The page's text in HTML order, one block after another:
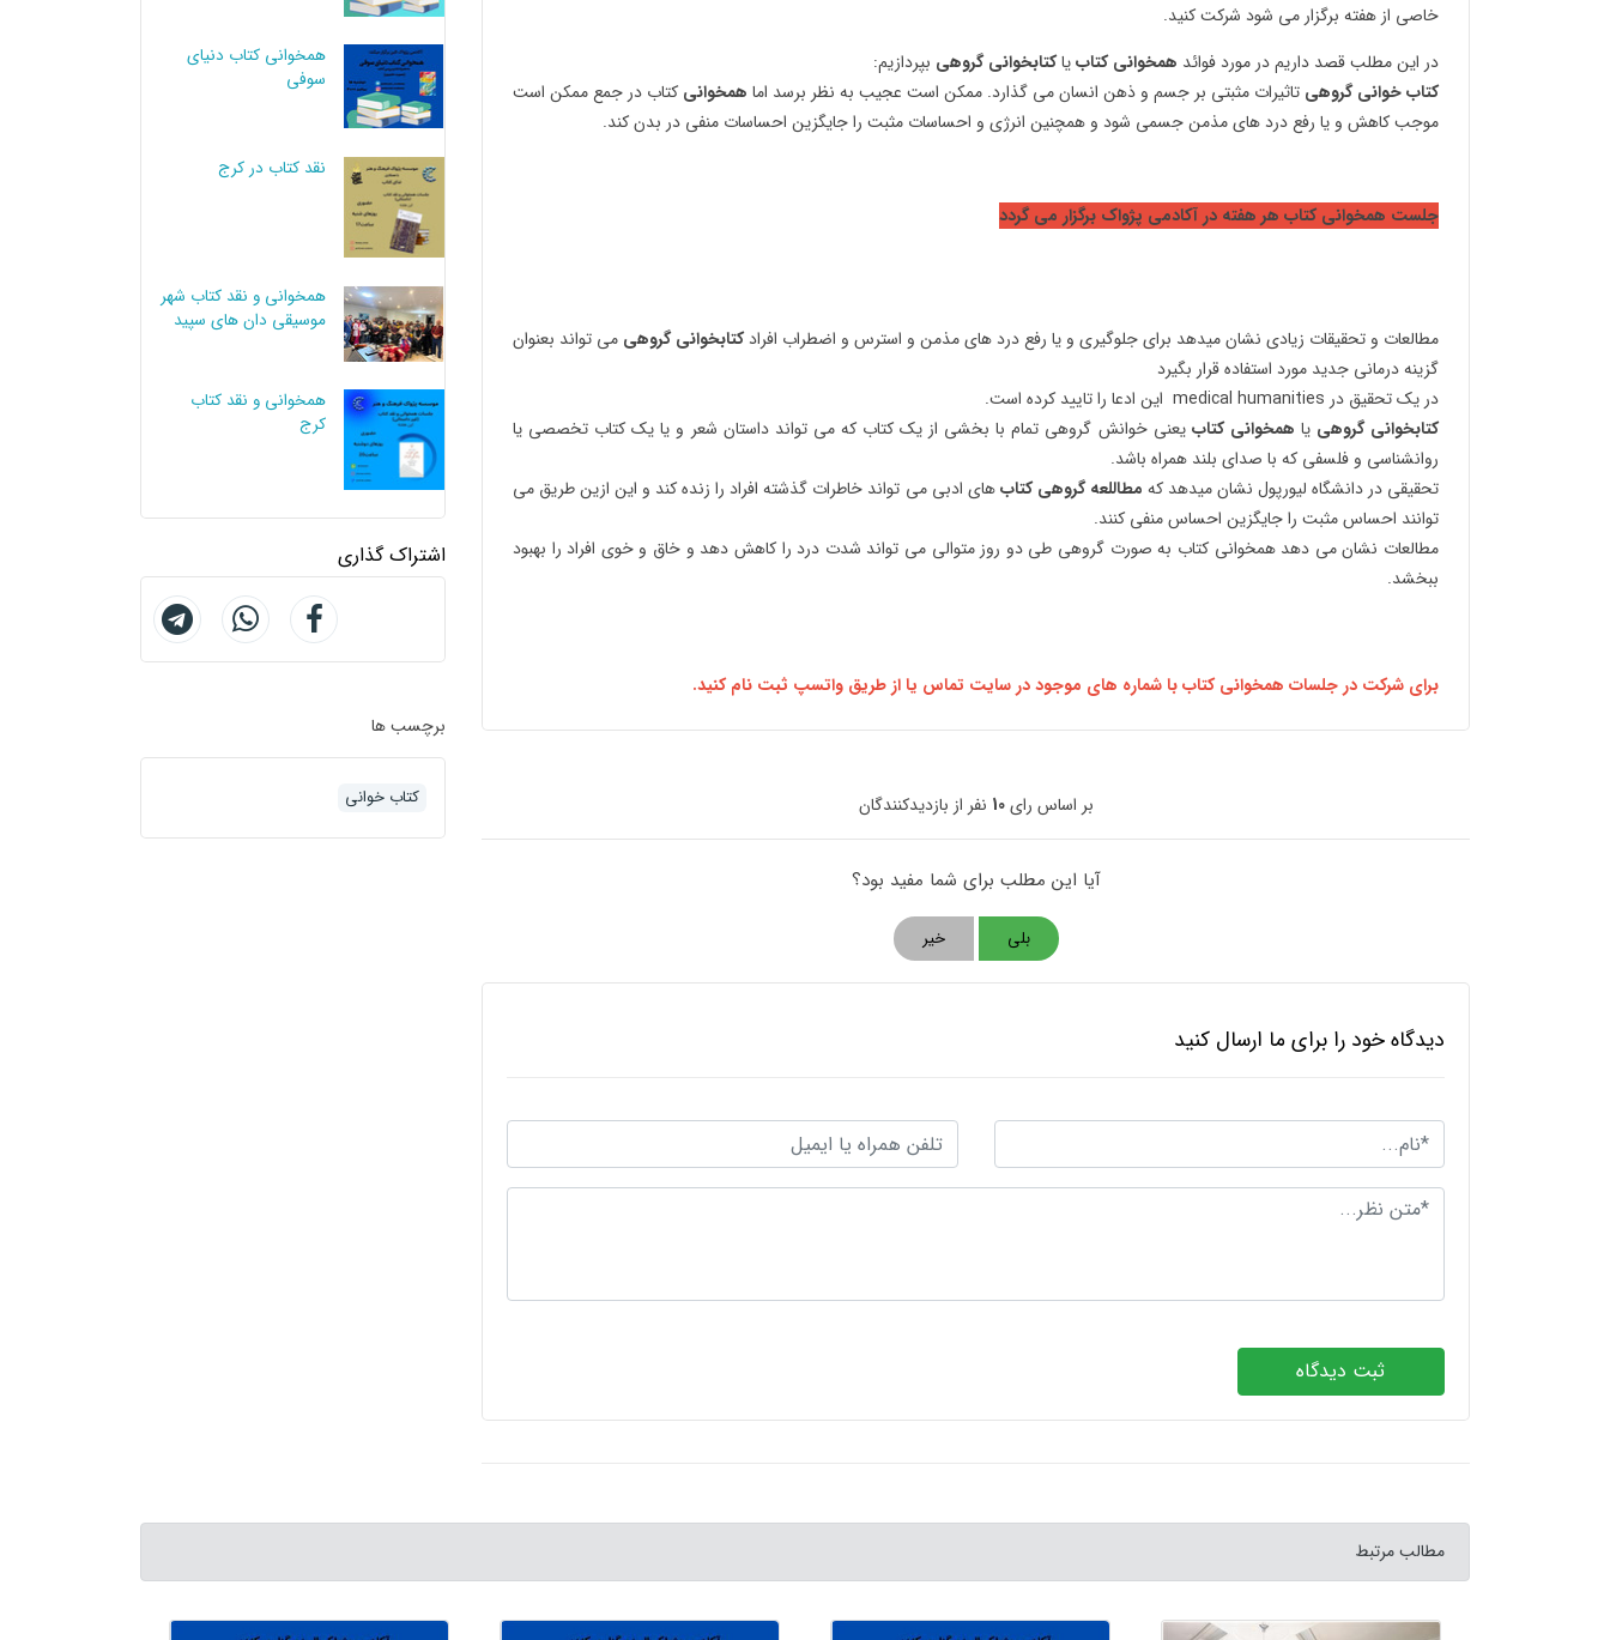
خاصی از هفته برگزار می شود شرکت کنید.
در این مطلب قصد داریم در مورد فوائد همخوانی کتابیاکتابخوانی گروهی بپردازیم:
کتاب خوانی گروهی تاثیرات مثبتی بر جسم و ذهن انسان می گذارد. ممکن است عجیب به نظر برسد اما همخوانی کتاب در جمع ممکن است
موجب کاهش و یا رفع درد های مذمن جسمی شود و همچنین انرژی و احساسات مثبت را جایگزین احساسات منفی در بدن کند.
جلست همخوانی کتاب هر هفته در آکادمی پژواک برگزار می گردد
مطالعات و تحقیقات زیادی نشان میدهد برای جلوگیری و یا رفع درد های مذمن و استرس و اضطراب افرادکتابخوانی گروهی می تواند بعنوان
گزینه درمانی جدید مورد استفاده قرار بگیرد
در یک تحقیق در medical humanities این ادعا را تایید کرده است.
کتابخوانی گروهی یا همخوانی کتاب یعنی خوانش گروهی تمام با بخشی از یک کتاب که می تواند داستان شعر و یا یک کتاب تخصصی یا
روانشناسی و فلسفی که با صدای بلند همراه باشد.
تحقیقی در دانشگاه لیورپول نشان میدهد که مطاللعه گروهی کتابهای ادبی می تواند خاطرات گذشته افراد را زنده کند و این ازین طریق می
توانند احساس مثبت را جایگزین احساس منفی کنند.
مطالعات نشان می دهد همخوانی کتاب به صورت گروهی طی دو روز متوالی می تواند شدت درد را کاهش دهد و خاق و خوی افراد را بهبود
ببخشد.
برای شرکت در جلسات همخوانی کتاب با شماره های موجود در سایت تماس یا از طریق واتسپ ثبت نام کنید.
بر اساس رای10 نفر از بازدیدکنندگان
آیا این مطلب برای شما مفید بود؟
بلی خیر
دیدگاه خود را برای ما ارسال کنید
ثبت دیدگاه
همخوانی کتاب دنیای
سوفی
نقد کتاب در کرج
همخوانی و نقد کتاب شهر
موسیقی دان های سپید
همخوانی و نقد کتاب
کرج
اشتراک گذاری
برچسب ها
کتاب خوانی
مطالب مرتبط